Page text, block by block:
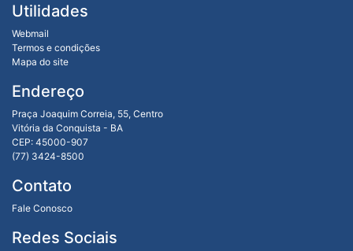
Utilidades
Webmail
Termos e condições
Mapa do site
Endereço
Praça Joaquim Correia, 55, Centro
Vitória da Conquista - BA
CEP: 45000-907
(77) 3424-8500
Contato
Fale Conosco
Redes Sociais